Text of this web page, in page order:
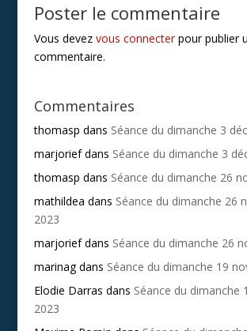
Poster le commentaire
Vous devez vous connecterpour publier
commentaire.
Commentaires
thomasp dans Séance du dimanche 3
marjoriefdans Séance du dimanche 3
thomasp dans Séance du dimanche 26
mathildea dans Séance du dimanche 26
2023
marjoriefdans Séance du dimanche 26
marinagdans Séance du dimanche 19
Elodie Darras dans Séance du dimanche
2023